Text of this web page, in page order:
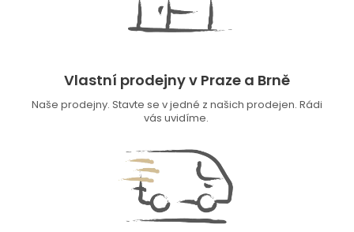
Vlastní prodejny v Praze a Brně
Naše prodejny. Stavte se v jedné z našich prodejen. Rádi
vás uvidíme.